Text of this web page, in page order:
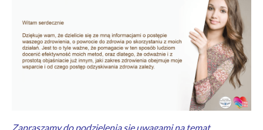
Zapraszamy do podzielenia się uwagami na temat